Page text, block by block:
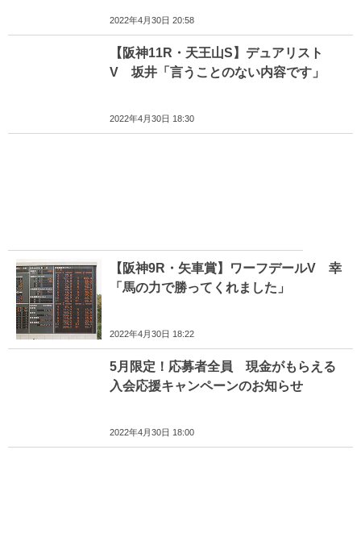
2022年4月30日 20:58
【阪神11R・天王山S】デュアリスト
V 坂井「言うことのない内容です」
2022年4月30日 18:30
【阪神9R・矢車賞】ワーフデールV 幸
「馬の力で勝ってくれました」
2022年4月30日 18:22
5月限定！応募者全員 現金がもらえる
入会応援キャンペーンのお知らせ
2022年4月30日 18:00